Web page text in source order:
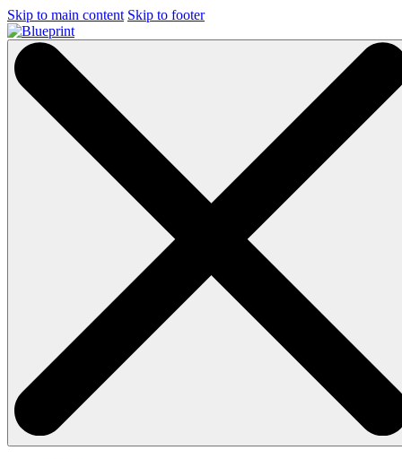
Skip to main content Skip to footer